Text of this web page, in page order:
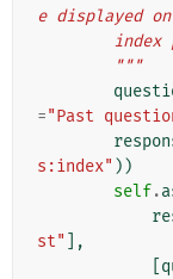
e displayed
        """
="Past
s:index" ))
self.
st"
],